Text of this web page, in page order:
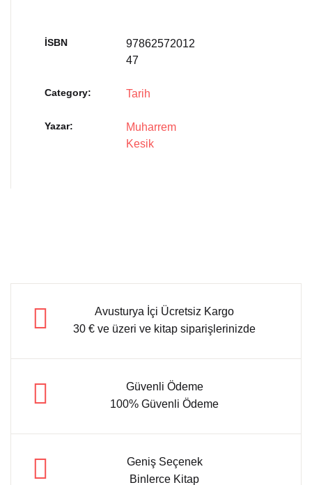
İSBN
97862572012
47
Category: Tarih
Yazar
Muharrem
Kesik
Avusturya İçi Ücretsiz Kargo
30 € ve üzeri ve kitap siparişlerinizde
Güvenli Ödeme
100% Güvenli Ödeme
Geniş Seçenek
Binlerce Kitap